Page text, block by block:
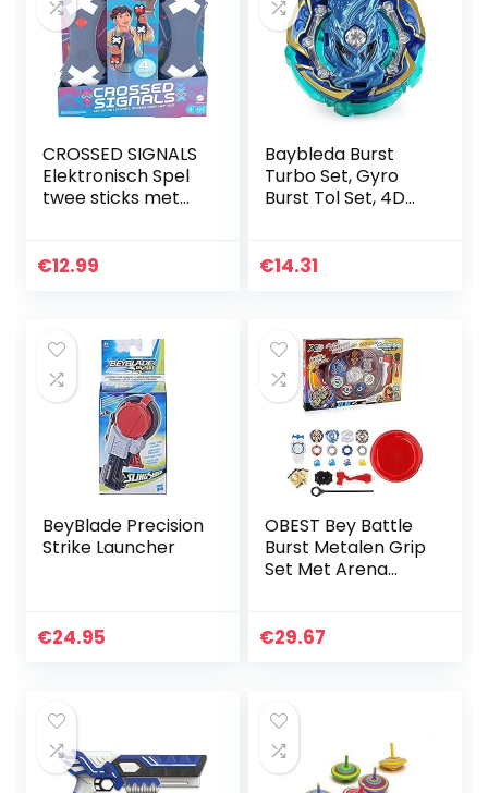
CROSSED SIGNALS
Elektronisch Spel
twee sticks met
maximaal 4
€12.99
Baybleda Burst
Turbo Set, Gyro
Burst Tol Set, 4D
+ launcher met
€14.31
BeyBlade Precision
Strike Launcher
€24.95
OBEST Bey Battle
Burst Metalen Grip
Set Met Arena
Spinning Top
€29.67